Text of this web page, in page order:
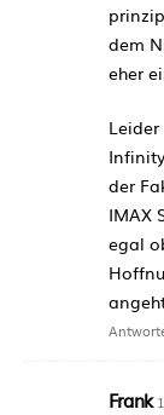
dem
eher
der
IMAX
egal
Frank